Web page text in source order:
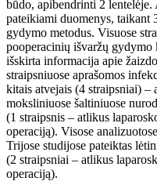
būdo, apibendrinti 2 lentelėje.
pateikiami duomenys, taikant
gydymo metodus. Visuose
pooperacinių išvaržų
išskirta informacija apie
straipsniuose aprašomos
kitais atvejais (4 straipsniai) –
moksliniuose šaltiniuose
(1 straipsnis – atlikus
operaciją). Visose
Trijose studijose pateiktas
(2 straipsniai – atlikus
operaciją).